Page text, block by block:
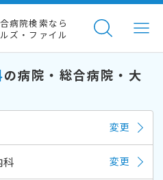
病院検索なら
ズ・ファイル
の病院・総合病院・大
変更
科 変更